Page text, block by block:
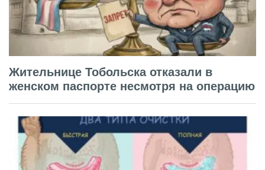
Жительнице Тобольска отказали в
женском паспорте несмотря на операцию